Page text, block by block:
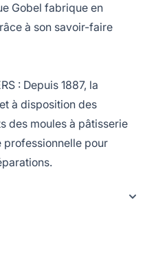
Gobel fabrique en
à son savoir-faire
: Depuis 1887, la
à disposition des
des moules à pâtisserie
professionnelle pour